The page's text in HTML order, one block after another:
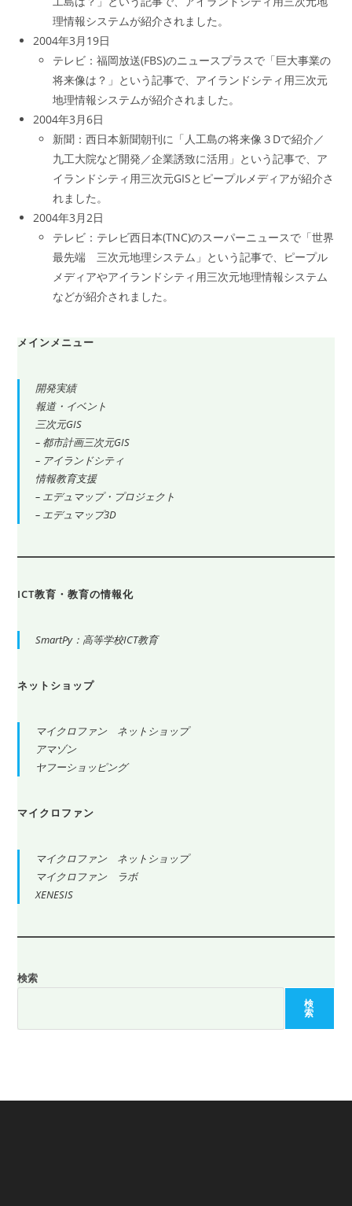
理情報システムが紹介されました。
2004年3月19日
テレビ：福岡放送(FBS)のニュースプラスで「巨大事業の
将来像は？」という記事で、アイランドシティ用三次元
地理情報システムが紹介されました。
2004年3月6日
新聞：西日本新聞朝刊に「人工島の将来像３Dで紹介／
九工大院など開発／企業誘致に活用」という記事で、ア
イランドシティ用三次元GISとピープルメディアが紹介さ
れました。
2004年3月2日
テレビ：テレビ西日本(TNC)のスーパーニュースで「世界
最先端 三次元地理システム」という記事で、ピープル
メディアやアイランドシティ用三次元地理情報システム
などが紹介されました。
メインメニュー
開発実績
報道・イベント
三次元GIS
– 都市計画三次元GIS
– アイランドシティ
情報教育支援
– エデュマップ・プロジェクト
– エデュマップ3D
ICT教育・教育の情報化
SmartPy：高等学校ICT教育
ネットショップ
マイクロファン ネットショップ
アマゾン
ヤフーショッピング
マイクロファン
マイクロファン ネットショップ
マイクロファン ラボ
XENESIS
検索
検
索